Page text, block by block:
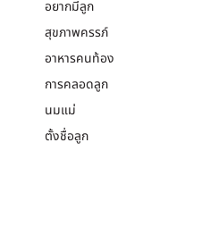
อยากมีลูก
สุขภาพครรภ์
อาหารคนท้อง
การคลอดลูก
นมแม่
ตั้งชื่อลูก